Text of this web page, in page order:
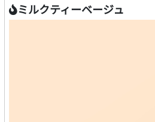
ミルクティーベージュ